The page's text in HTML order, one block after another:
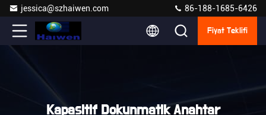
jessica@szhaiwen.com 86-188-1685-6426
Fiyat Teklifi
Kapasitif Dokunmatik Anahtar